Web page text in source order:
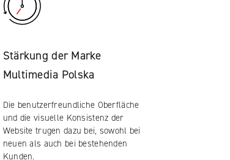
Stärkung der Marke
Multimedia Polska
Die benutzerfreundliche Oberfläche
und die visuelle Konsistenz der
Website trugen dazu bei, sowohl bei
neuen als auch bei bestehenden
Kunden.